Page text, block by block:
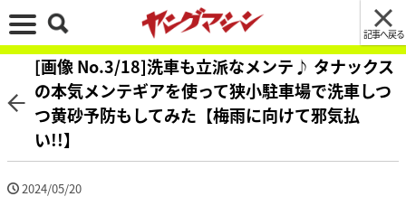
記事へ戻る
[画像 No.3/18]洗車も立派なメンテ♪ タナックス
の本気メンテギアを使って狭小駐車場で洗車しつ
つ黄砂予防もしてみた【梅雨に向けて邪気払
い!!】
2024/05/20